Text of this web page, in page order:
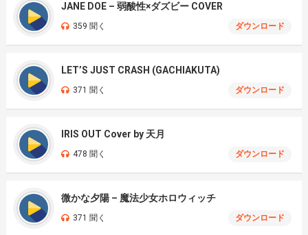
JANE DOE – 弱酸性×ダズビー COVER
359 聞く ダウンロード
LET’S JUST CRASH (GACHIAKUTA)
371 聞く ダウンロード
IRIS OUT Cover by 天月
478 聞く ダウンロード
微かな夕陽 – 魔法少女ホロウィッチ
371 聞く ダウンロード